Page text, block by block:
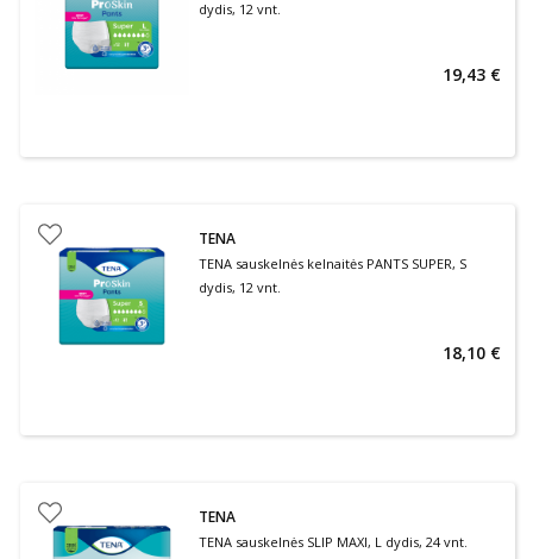
dydis, 12 vnt.
19,43 €
TENA
TENA sauskelnės kelnaitės PANTS SUPER, S
dydis, 12 vnt.
18,10 €
TENA
TENA sauskelnės SLIP MAXI, L dydis, 24 vnt.